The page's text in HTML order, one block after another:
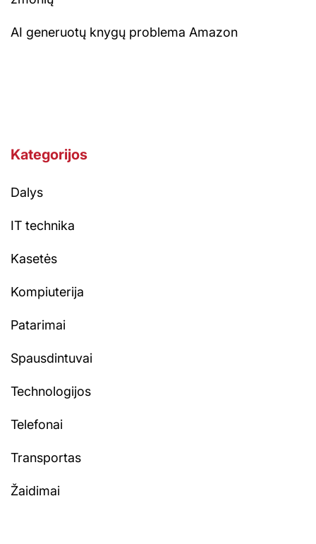
AI generuotų knygų problema Amazon
Kategorijos
Dalys
IT technika
Kasetės
Kompiuterija
Patarimai
Spausdintuvai
Technologijos
Telefonai
Transportas
Žaidimai